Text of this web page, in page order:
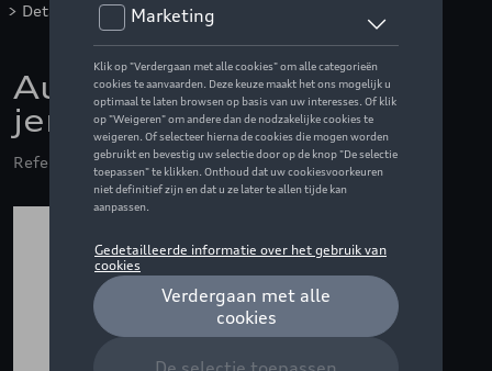
> Detail
Audi F1 Mechanics
jersey, grijs - XL
Referentie: ZZQ3132603205